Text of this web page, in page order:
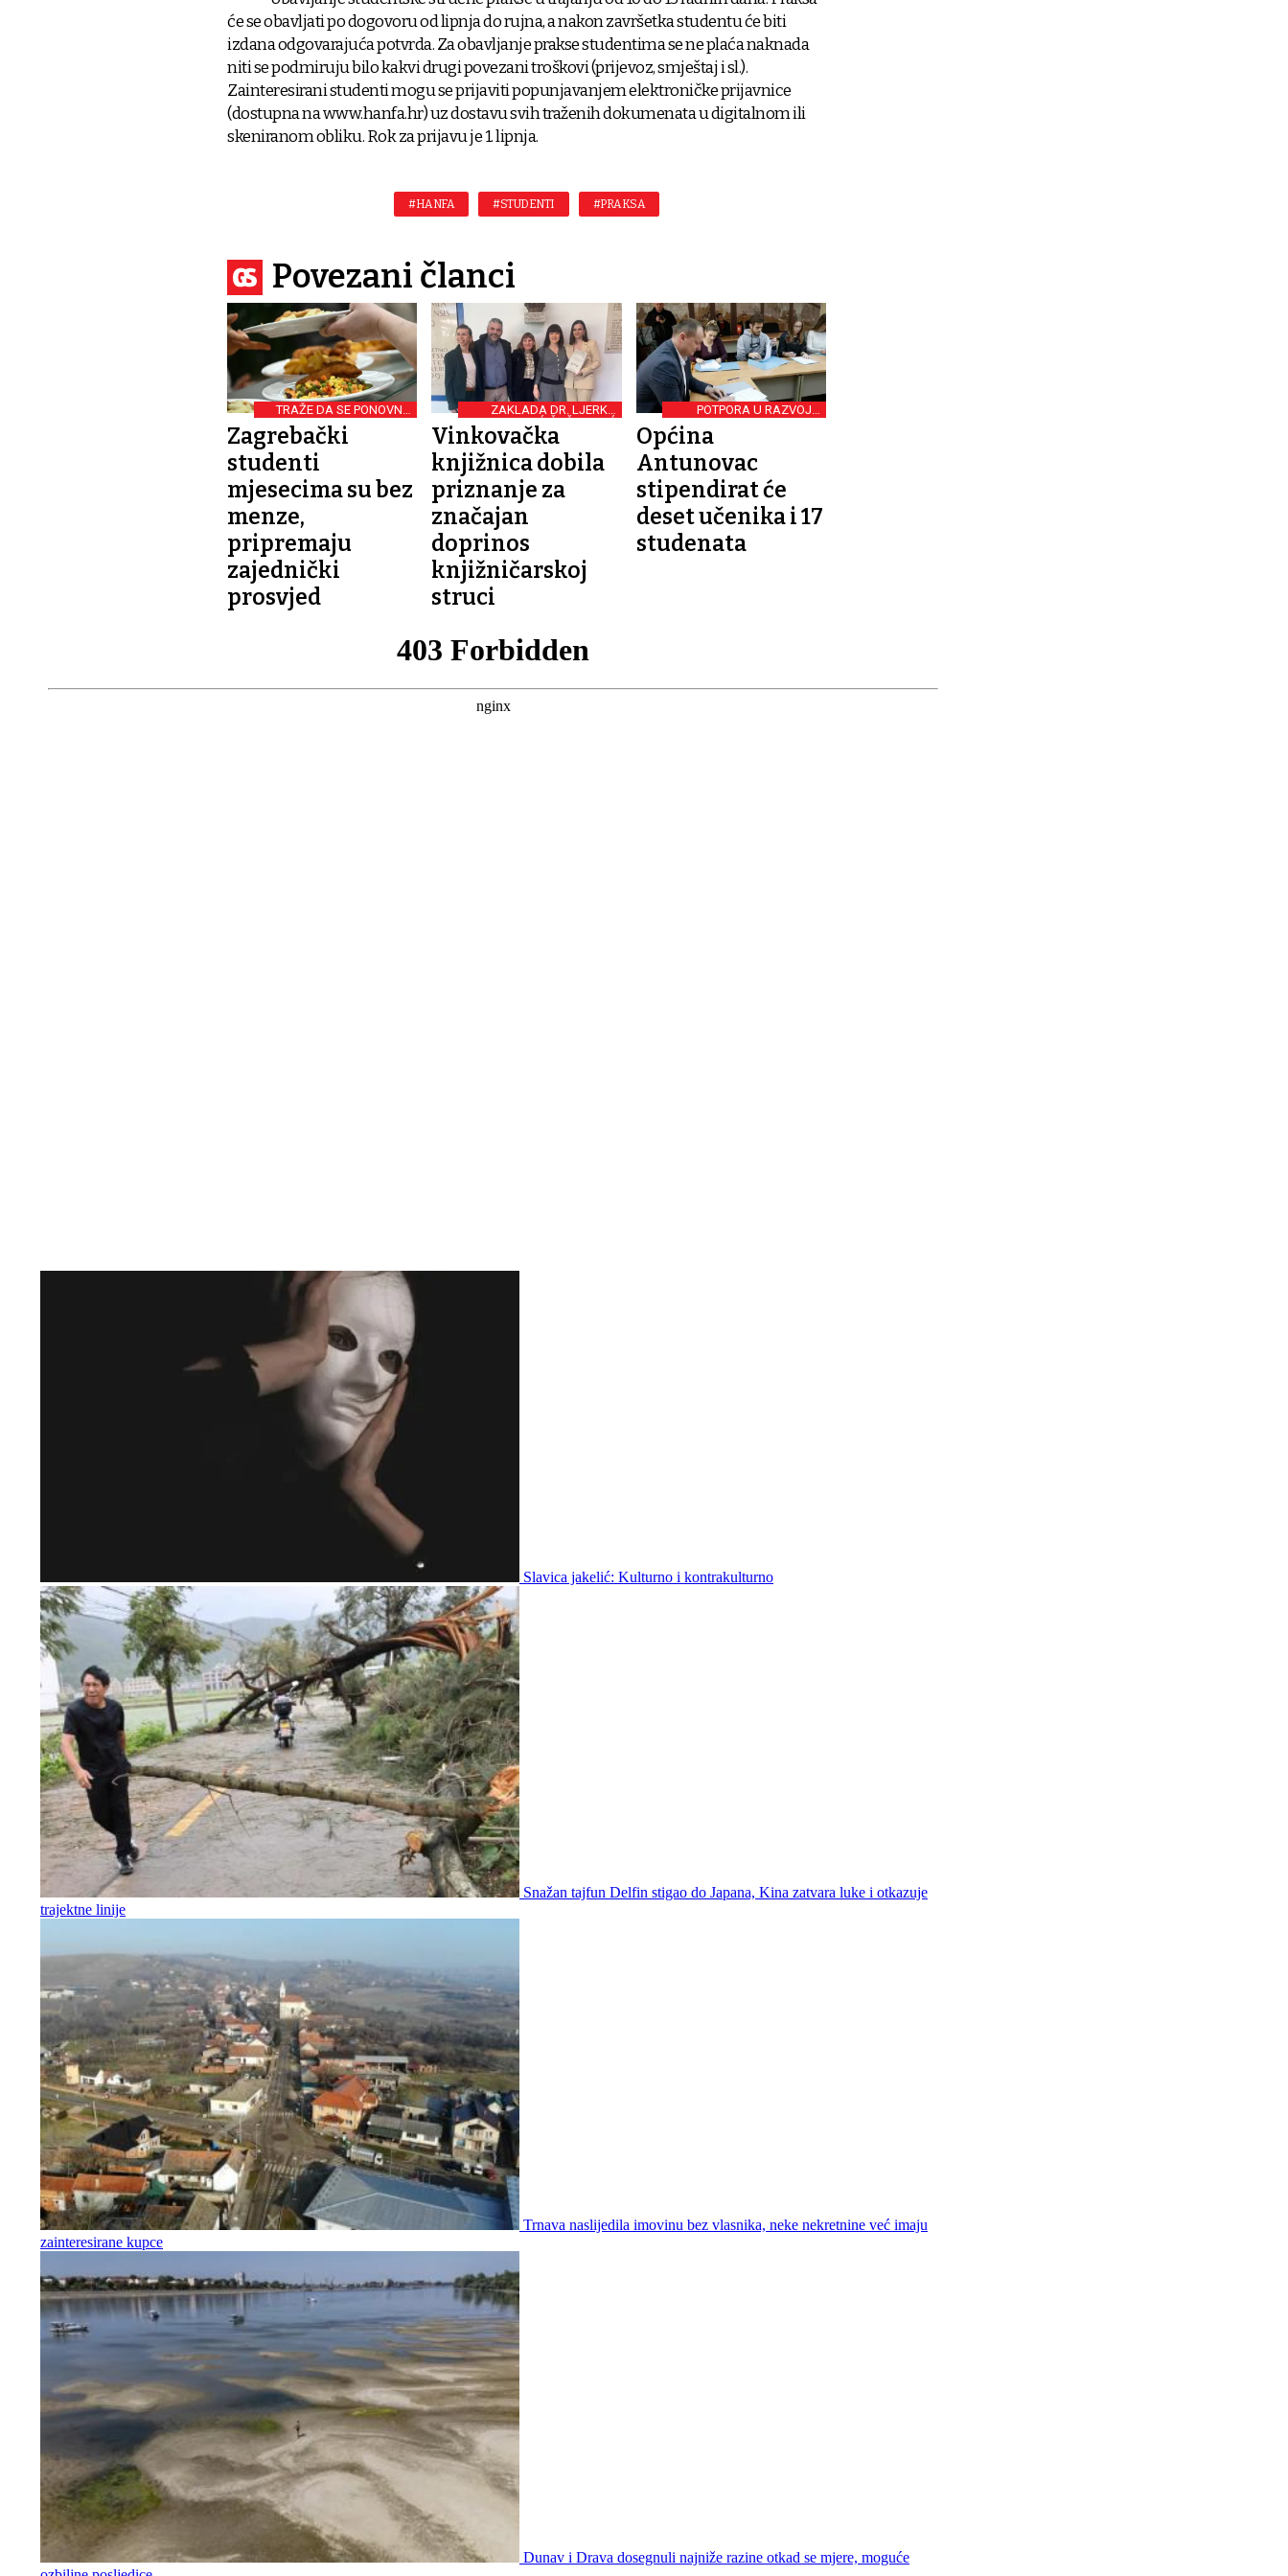
će se obavljati po dogovoru od lipnja do rujna, a nakon završetka studentu će biti
izdana odgovarajuća potvrda. Za obavljanje prakse studentima se ne plaća naknada
niti se podmiruju bilo kakvi drugi povezani troškovi (prijevoz, smještaj i sl.).
Zainteresirani studenti mogu se prijaviti popunjavanjem elektroničke prijavnice
(dostupna na www.hanfa.hr) uz dostavu svih traženih dokumenata u digitalnom ili
skeniranom obliku. Rok za prijavu je 1. lipnja.
#HANFA #STUDENTI #PRAKSA
Povezani članci
TRAŽE DA SE PONOVNO
OTVORI
Zagrebački
studenti
mjesecima su bez
menze,
pripremaju
zajednički
prosvjed
ZAKLADA DR. LJERKA
MARKIĆ-ČUČUKOVIĆ
Vinkovačka
knjižnica dobila
priznanje za
značajan
doprinos
knjižničarskoj
struci
POTPORA U RAZVOJU
KARIJERE
Općina
Antunovac
stipendirat će
deset učenika i 17
studenata
Slavica jakelić: Kulturno i kontrakulturno
Snažan tajfun Delfin stigao do Japana, Kina zatvara luke i otkazuje
trajektne linije
Trnava naslijedila imovinu bez vlasnika, neke nekretnine već imaju
zainteresirane kupce
Dunav i Drava dosegnuli najniže razine otkad se mjere, moguće